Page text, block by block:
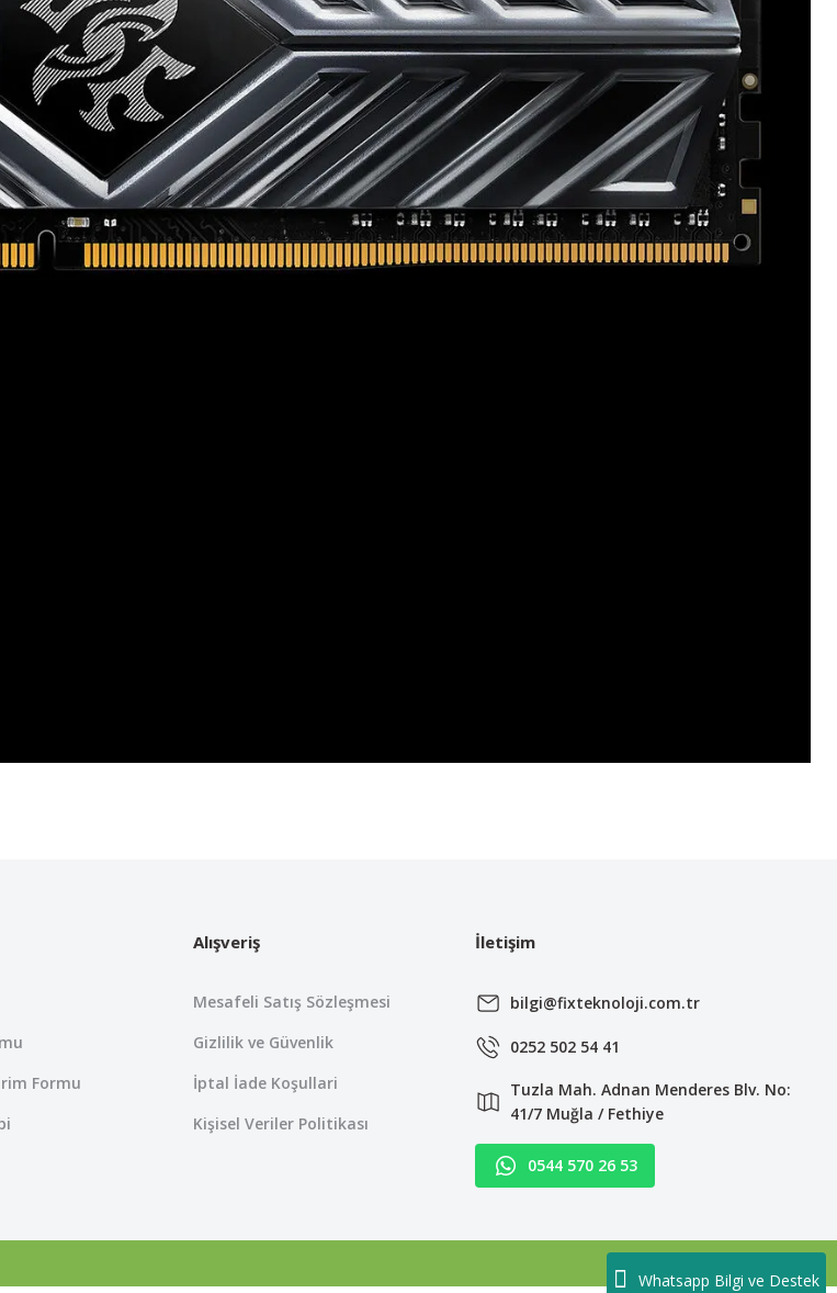
Whatsapp Bilgi ve Destek
Formu
Alışveriş
Mesafeli Satış Sözleşmesi
Gizlilik ve Güvenlik
İptal İade Koşullari
Kişisel Veriler Politikası
İletişim
bilgi@fixteknoloji.com.tr
0252 502 54 41
Tuzla Mah. Adnan Menderes Blv. No:
41/7 Muğla / Fethiye
0544 570 26 53